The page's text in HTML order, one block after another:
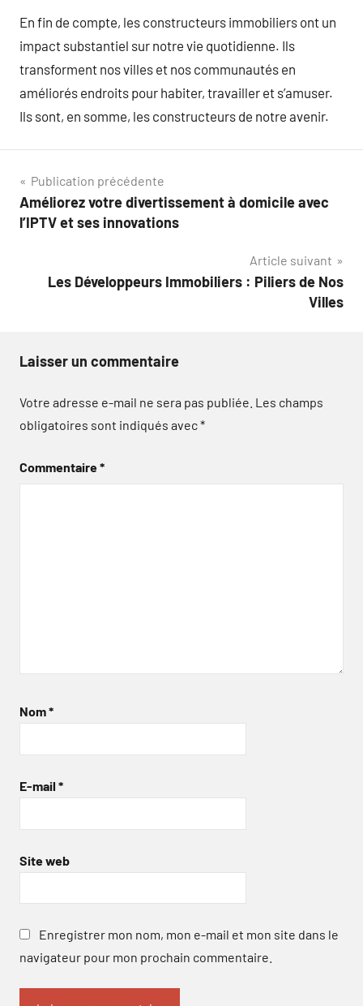
En fin de compte, les constructeurs immobiliers ont un
impact substantiel sur notre vie quotidienne. Ils
transforment nos villes et nos communautés en
améliorés endroits pour habiter, travailler et s’amuser.
Ils sont, en somme, les constructeurs de notre avenir.
Navigation
de
Publication précédente
Améliorez votre divertissement à domicile avec
l’IPTV et ses innovations
Article suivant
Les Développeurs Immobiliers : Piliers de Nos
Villes
Laisser un commentaire
Votre adresse e-mail ne sera pas publiée. Les champs
obligatoires sont indiqués avec*
Commentaire*
Nom*
E-mail *
Site web
Enregistrer mon nom, mon e-mail et mon site dans le
navigateur pour mon prochain commentaire.